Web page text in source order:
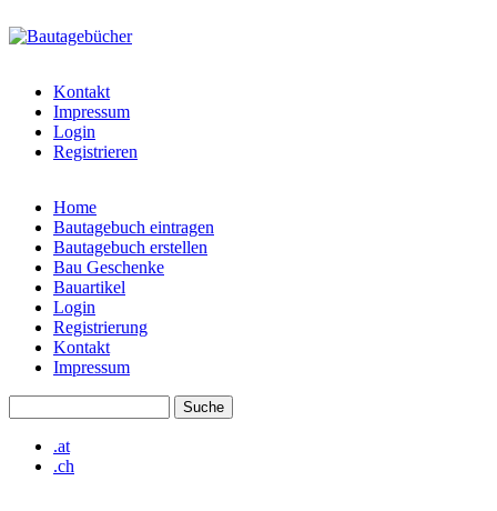
bautagebuch-
liste.de
Kontakt
Impressum
Login
Registrieren
Hauptmenü
Home
Bautagebuch eintragen
Bautagebuch erstellen
Bau Geschenke
Bauartikel
Login
Registrierung
Kontakt
Impressum
.at
.ch